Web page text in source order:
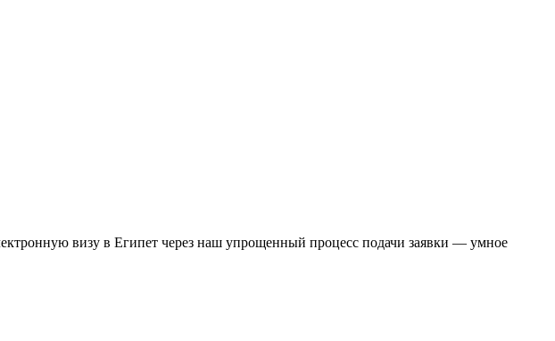
визу в Египет через наш упрощенный процесс подачи заявки — умное